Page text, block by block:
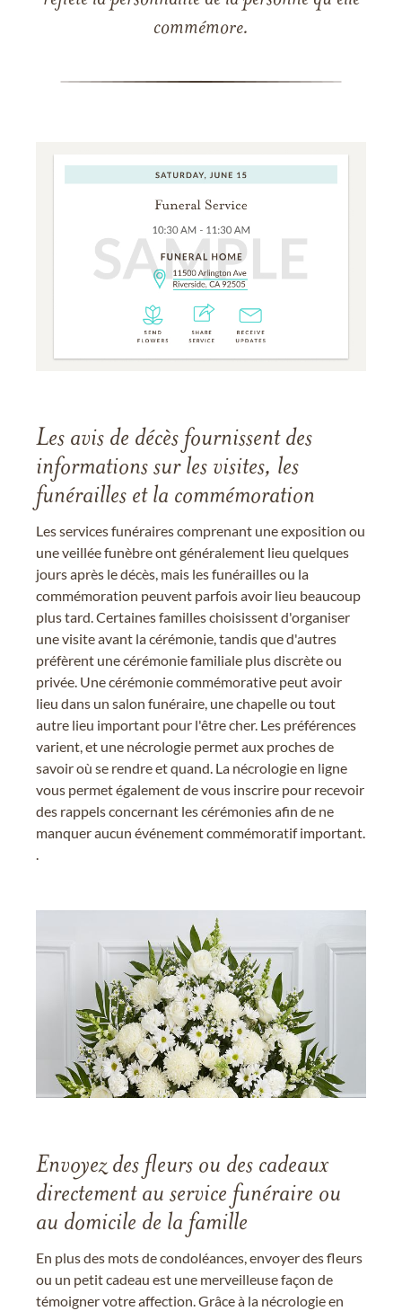
commémore.
Les avis de décès fournissent des
informations sur les visites, les
funérailles et la commémoration
Les services funéraires comprenant une exposition ou
une veillée funèbre ont généralement lieu quelques
jours après le décès, mais les funérailles ou la
commémoration peuvent parfois avoir lieu beaucoup
plus tard. Certaines familles choisissent d'organiser
une visite avant la cérémonie, tandis que d'autres
préfèrent une cérémonie familiale plus discrète ou
privée. Une cérémonie commémorative peut avoir
lieu dans un salon funéraire, une chapelle ou tout
autre lieu important pour l'être cher. Les préférences
varient, et une nécrologie permet aux proches de
savoir où se rendre et quand. La nécrologie en ligne
vous permet également de vous inscrire pour recevoir
des rappels concernant les cérémonies afin de ne
manquer aucun événement commémoratif important.
Envoyez des fleurs ou des cadeaux
directement au service funéraire ou
au domicile de la famille
En plus des mots de condoléances, envoyer des fleurs
ou un petit cadeau est une merveilleuse façon de
témoigner votre affection. Grâce à la nécrologie en